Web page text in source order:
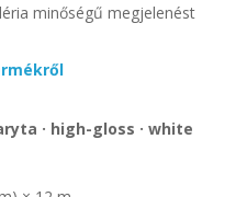
minőségű megjelenést
· high-gloss · white